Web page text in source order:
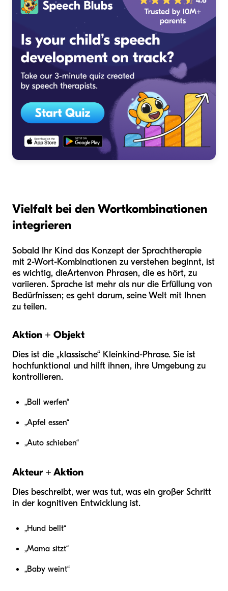
Vielfalt bei den Wortkombinationen
integrieren
Sobald Ihr Kind das Konzept der Sprachtherapie
mit 2-Wort-Kombinationen zu verstehen beginnt, ist
es wichtig, dieArtenvon Phrasen, die es hört, zu
variieren. Sprache ist mehr als nur die Erfüllung von
Bedürfnissen; es geht darum, seine Welt mit Ihnen
zu teilen.
Aktion + Objekt
Dies ist die „klassische“ Kleinkind-Phrase. Sie ist
hochfunktional und hilft ihnen, ihre Umgebung zu
kontrollieren.
„Ball werfen“
„Apfel essen“
„Auto schieben“
Akteur + Aktion
Dies beschreibt, wer was tut, was ein großer Schritt
in der kognitiven Entwicklung ist.
„Hund bellt“
„Mama sitzt“
„Baby weint“